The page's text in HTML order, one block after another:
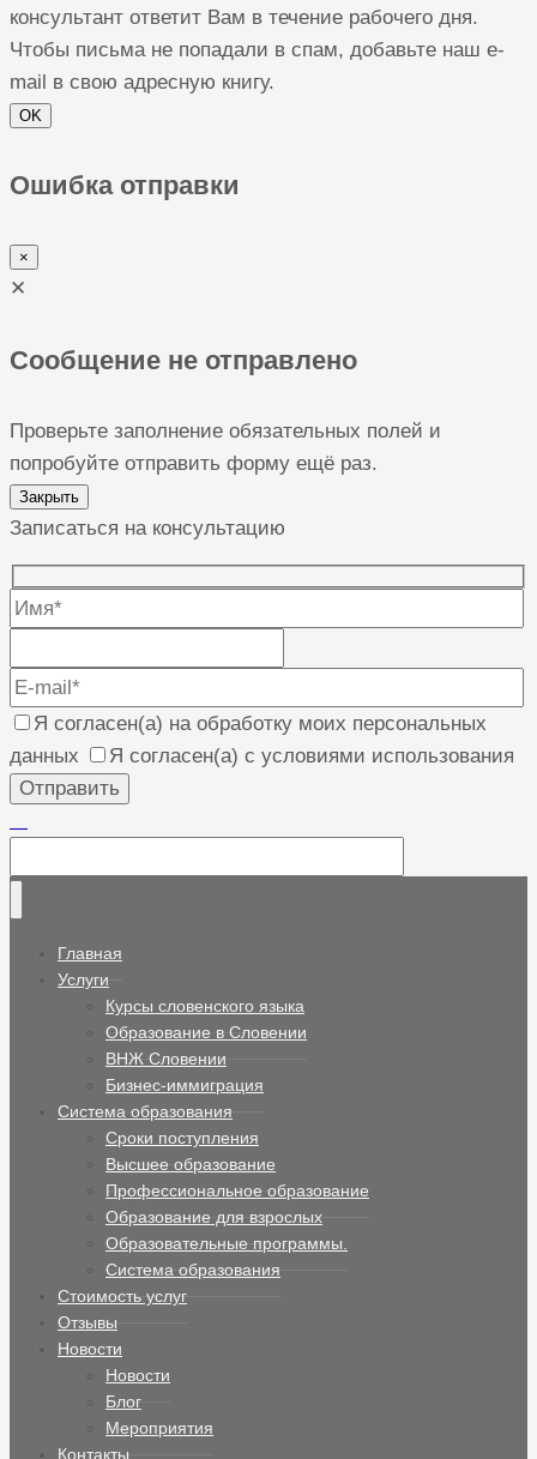
консультант ответит Вам в течение рабочего дня.
Чтобы письма не попадали в спам, добавьте наш e-
mail в свою адресную книгу.
OK
Ошибка отправки
×
✕
Сообщение не отправлено
Проверьте заполнение обязательных полей и
попробуйте отправить форму ещё раз.
Закрыть
Записаться на консультацию
Я согласен(а) на обработку моих персональных
данных
Я согласен(а) с условиями использования
Главная
Услуги
Курсы словенского языка
Образование в Словении
ВНЖ Словении
Бизнес-иммиграция
Система образования
Сроки поступления
Высшее образование
Профессиональное образование
Образование для взрослых
Образовательные программы.
Система образования
Стоимость услуг
Отзывы
Новости
Новости
Блог
Мероприятия
Контакты